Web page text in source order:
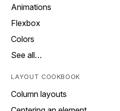
Animations
Flexbox
Colors
See all…
LAYOUT COOKBOOK
Column layouts